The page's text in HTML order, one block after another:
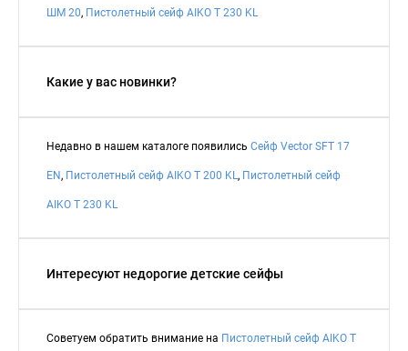
ШМ 20, Пистолетный сейф AIKO T 230 KL
Какие у вас новинки?
Недавно в нашем каталоге появились Сейф Vector SFT 17
EN, Пистолетный сейф AIKO T 200 KL, Пистолетный сейф
AIKO T 230 KL
Интересуют недорогие детские сейфы
Советуем обратить внимание на Пистолетный сейф AIKO T